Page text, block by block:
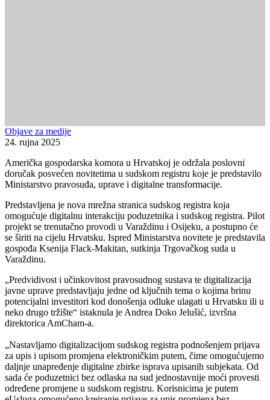
Objave za medije
24. rujna 2025
Američka gospodarska komora u Hrvatskoj je održala poslovni
doručak posvećen novitetima u sudskom registru koje je predstavilo
Ministarstvo pravosuđa, uprave i digitalne transformacije.
Predstavljena je nova mrežna stranica sudskog registra koja
omogućuje digitalnu interakciju poduzetnika i sudskog registra. Pilot
projekt se trenutačno provodi u Varaždinu i Osijeku, a postupno će
se širiti na cijelu Hrvatsku. Ispred Ministarstva novitete je predstavila
gospođa Ksenija Flack-Makitan, sutkinja Trgovačkog suda u
Varaždinu.
„Predvidivost i učinkovitost pravosudnog sustava te digitalizacija
javne uprave predstavljaju jedne od ključnih tema o kojima brinu
potencijalni investitori kod donošenja odluke ulagati u Hrvatsku ili u
neko drugo tržište“ istaknula je Andrea Doko Jelušić, izvršna
direktorica AmCham-a.
„Nastavljamo digitalizacijom sudskog registra podnošenjem prijava
za upis i upisom promjena elektroničkim putem, čime omogućujemo
daljnje unapređenje digitalne zbirke isprava upisanih subjekata. Od
sada će poduzetnici bez odlaska na sud jednostavnije moći provesti
određene promjene u sudskom registru. Korisnicima je putem